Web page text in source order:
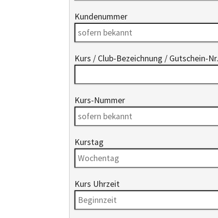
Kundenummer
Kurs / Club-Bezeichnung / Gutschein-
Kurs-Nummer
Kurstag
Kurs Uhrzeit